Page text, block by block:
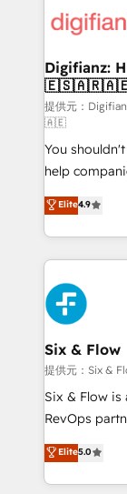
supercharge
Sales
makes us different? 🚀 Top 0.5%
agencies ⚙️ The strongest technical ability and
integration capabilities 💼
partners
business, processes
working with
complex use cases 🏆 CRM
Platform
Onboarding Accredited 🔐
Certified
Digifianz:
提供元：
🇦🇪
You
help
process-
Marketing,
so selling
feels easy and pain-
HubSpot
and
Reviews and
helps the
improvement
SaaS,
the United
America. From casual user to super fan: make
Elite4.9
Six & Flow
提供元：Six &
Six & Flow is
RevOps
grow with
Operating
Canada,
Elite5.0